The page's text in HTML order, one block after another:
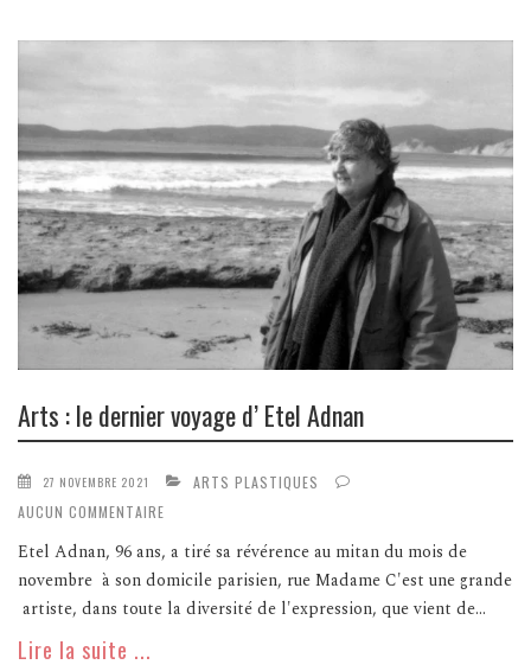
Arts : le dernier voyage d’ Etel Adnan
27 NOVEMBRE 2021
ARTS PLASTIQUES
AUCUN COMMENTAIRE
Etel Adnan, 96 ans, a tiré sa révérence au mitan du mois de
novembre à son domicile parisien, rue Madame C'est une grande
artiste, dans toute la diversité de l'expression, que vient de...
Lire la suite ...